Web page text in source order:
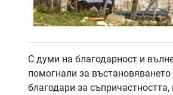
С думи на благодарност и
помогнали за
благодари за